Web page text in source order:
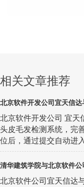
相关文章推荐
北京软件开发公司宜天信
北京软件开发公司 宜天
头皮毛发检测系统，完
位后，通过提交自动进
清华建筑学院与北京软件
北京软件公司宜天信达